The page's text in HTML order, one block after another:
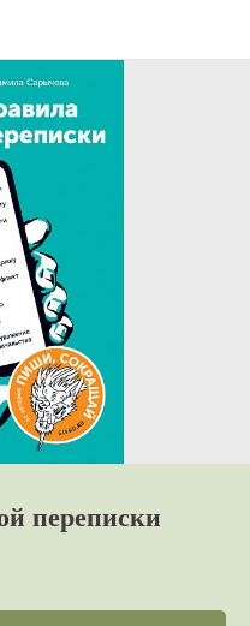
переписки